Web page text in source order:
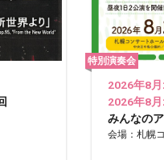
2026年8
2026年8
みんなの
会場：札幌
特別演奏会